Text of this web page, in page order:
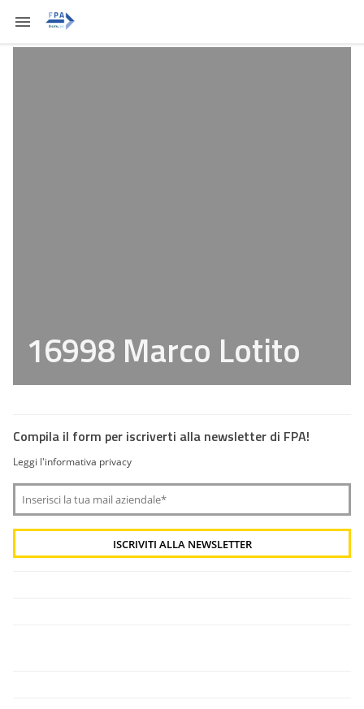
16998 Marco Lotito
Compila il form per iscriverti alla newsletter di FPA!
Leggi l'informativa privacy